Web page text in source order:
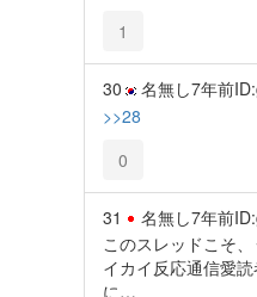
1
30 名無し7年前
>>28
0
31 名無し7年前
このスレッドこそ
イカイ反応通信愛
に…